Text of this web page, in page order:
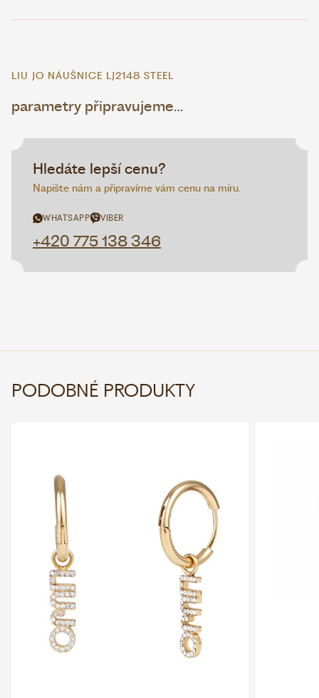
LIU JO NÁUŠNICE LJ2148 STEEL
parametry připravujeme…
Hledáte lepší cenu?
Napište nám a připravíme vám cenu na míru.
WHATSAPP VIBER
+420 775 138 346
PODOBNÉ PRODUKTY